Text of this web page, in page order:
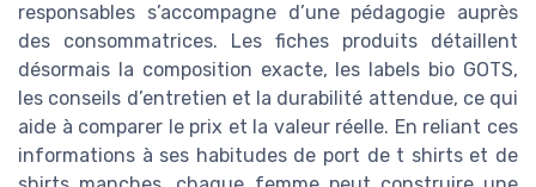
responsables s’accompagne d’une pédagogie auprès
des consommatrices. Les fiches produits détaillent
désormais la composition exacte, les labels bio GOTS,
les conseils d’entretien et la durabilité attendue, ce qui
aide à comparer le prix et la valeur réelle. En reliant ces
informations à ses habitudes de port de t shirts et de